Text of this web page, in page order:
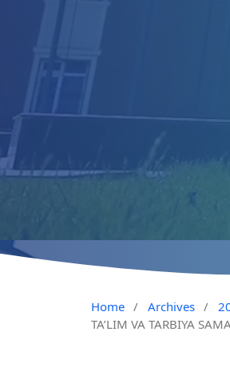
Home / Archives /
TA’LIM VA TARBIYA